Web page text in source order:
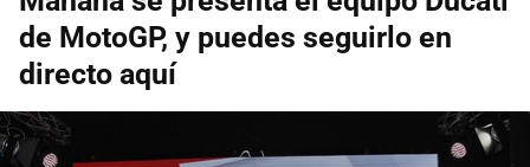
de MotoGP, y puedes seguirlo en
directo aquí